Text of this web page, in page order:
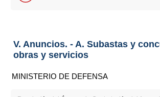
V. Anuncios. - A. Subastas y
obras y servicios
MINISTERIO DE DEFENSA